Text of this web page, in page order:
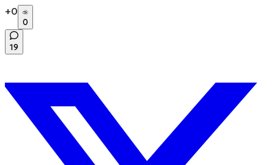
+0
0
19